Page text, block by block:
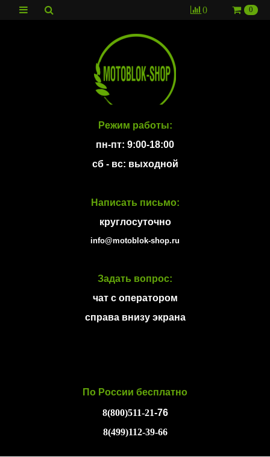
0 0
Режим работы:
пн-пт: 9:00-18:00
сб - вс: выходной
Написать письмо:
круглосуточно
info@motoblok-shop.ru
Задать вопрос:
чат с оператором
справа внизу экрана
По России бесплатно
8(800)511-21-76
8(499)112-39-66